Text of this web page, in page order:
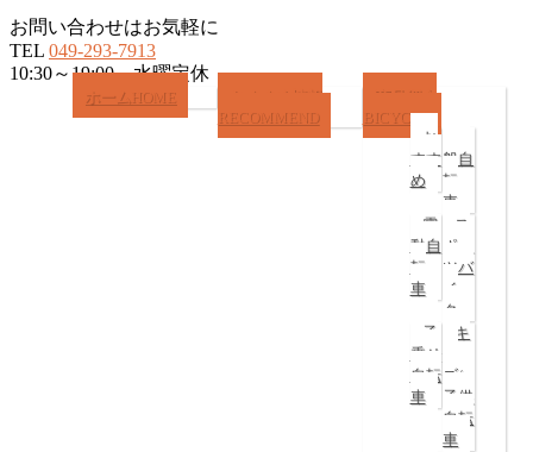
お問い合わせはお気軽に
TEL 049-293-7913
10:30～19:00 水曜定休
ホーム HOME
おすすめ情報
RECOMMEND
商品紹介
BICYCLE
お
すす
め
般自
転
車
電
動自
転
車
ス
ポー
ツバ
イ
ク
子
乗せ
自転
車
キ
ズ/
子供
自転
車